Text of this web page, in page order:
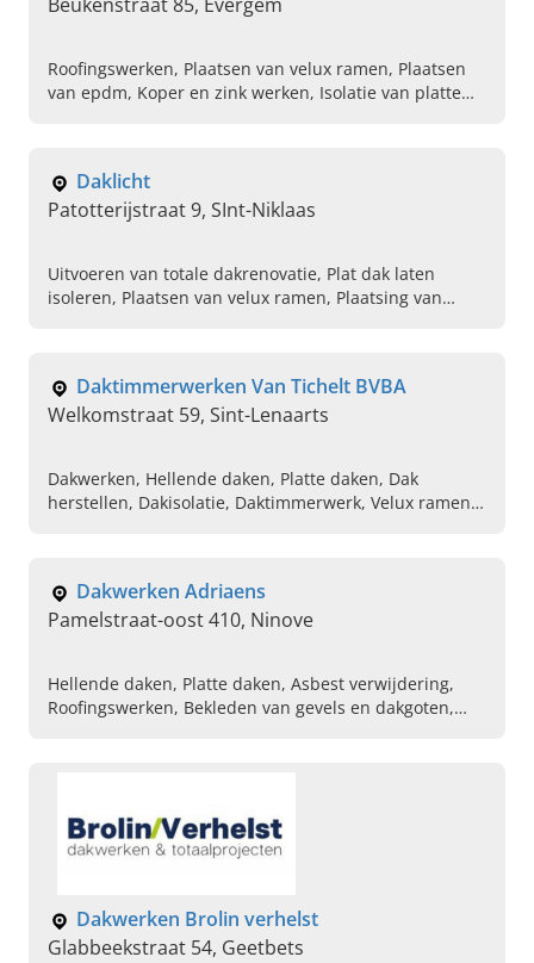
Roofingswerken, Plaatsen van velux ramen, Plaatsen
van epdm, Koper en zink werken, Isolatie van platte
Daklicht
Patotterijstraat 9, SInt-Niklaas
Uitvoeren van totale dakrenovatie, Plat dak laten
isoleren, Plaatsen van velux ramen, Plaatsing van
Daktimmerwerken Van Tichelt BVBA
Welkomstraat 59, Sint-Lenaarts
Dakwerken, Hellende daken, Platte daken, Dak
herstellen, Dakisolatie, Daktimmerwerk, Velux ramen,
Dakwerken Adriaens
Pamelstraat-oost 410, Ninove
Hellende daken, Platte daken, Asbest verwijdering,
Roofingswerken, Bekleden van gevels en dakgoten,
Dakwerken Brolin verhelst
Glabbeekstraat 54, Geetbets